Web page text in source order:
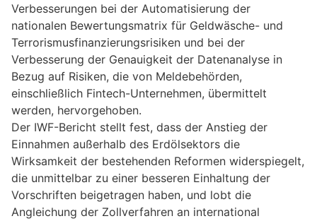
Verbesserungen bei der Automatisierung der
nationalen Bewertungsmatrix für Geldwäsche- und
Terrorismusfinanzierungsrisiken und bei der
Verbesserung der Genauigkeit der Datenanalyse in
Bezug auf Risiken, die von Meldebehörden,
einschließlich Fintech-Unternehmen, übermittelt
werden, hervorgehoben.
Der IWF-Bericht stellt fest, dass der Anstieg der
Einnahmen außerhalb des Erdölsektors die
Wirksamkeit der bestehenden Reformen widerspiegelt,
die unmittelbar zu einer besseren Einhaltung der
Vorschriften beigetragen haben, und lobt die
Angleichung der Zollverfahren an international